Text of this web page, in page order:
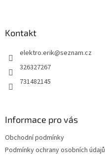
Kontakt
elektro.erik@seznam.cz
326327267
731482145
Informace pro vás
Obchodní podmínky
Podmínky ochrany osobních údajů